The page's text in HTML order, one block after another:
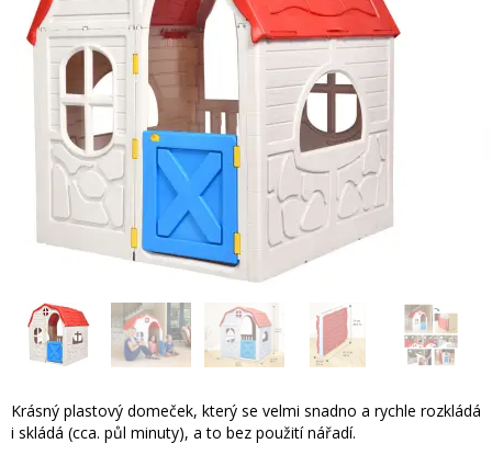
Krásný plastový domeček, který se velmi snadno a rychle rozkládá
i skládá (cca. půl minuty), a to bez použití nářadí.